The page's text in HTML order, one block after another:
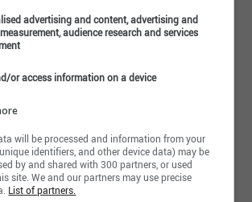
advertising and content, advertising and
audience research and services
or access information on a device
will be processed and information from your
identifiers, and other device data) may be
by and shared with 300 partners, or used
site. We and our partners may use precise
List of partners.